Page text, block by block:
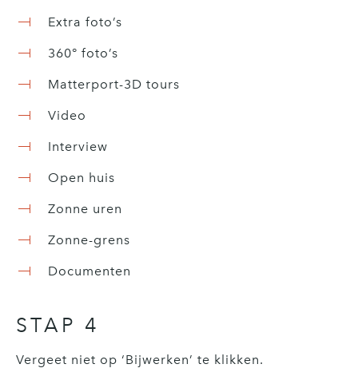
Extra foto’s
360° foto’s
Matterport-3D tours
Video
Interview
Open huis
Zonne uren
Zonne-grens
Documenten
STAP 4
Vergeet niet op ‘Bijwerken’ te klikken.